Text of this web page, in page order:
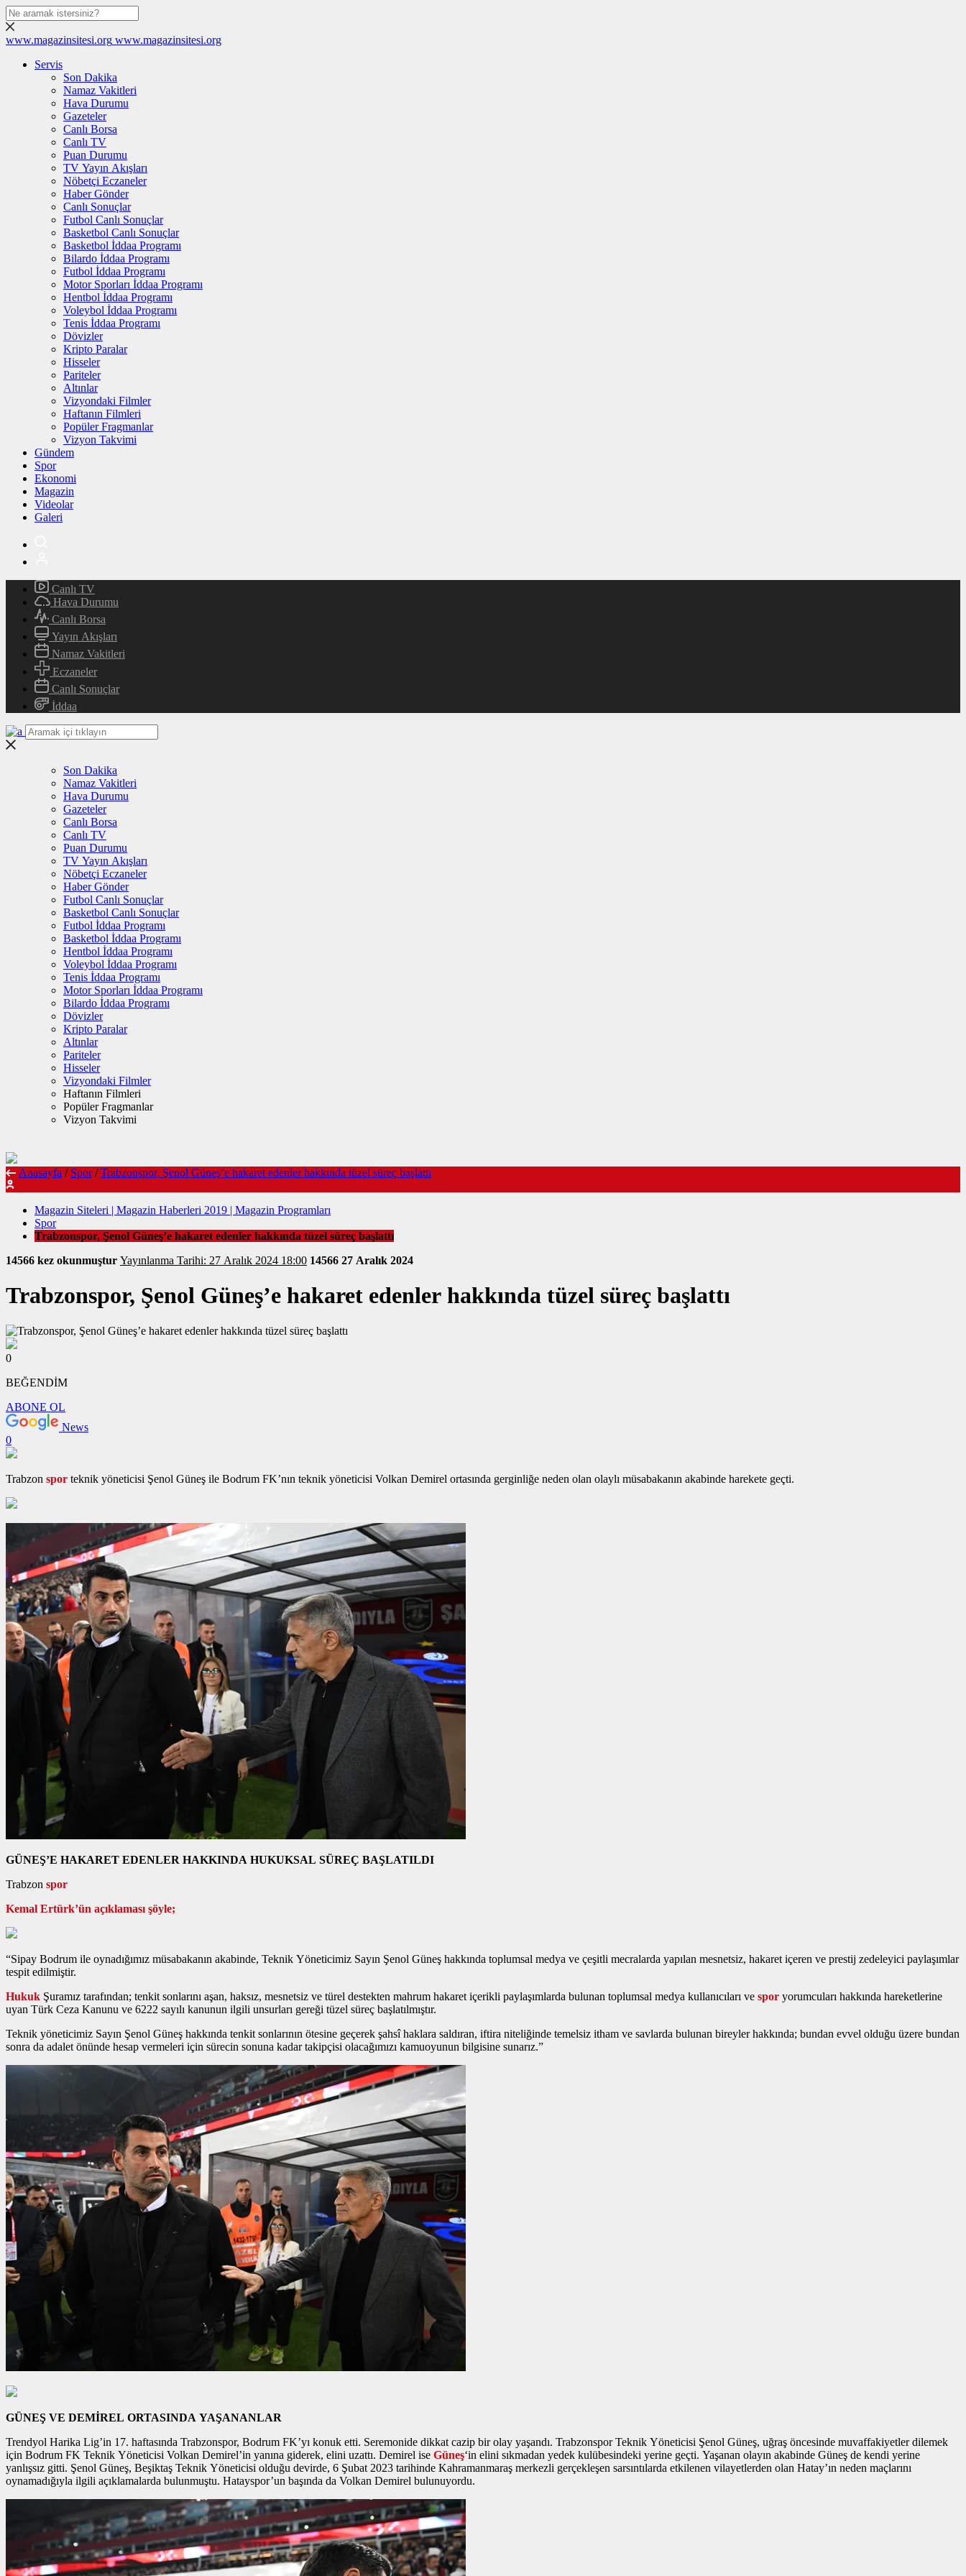
www.magazinsitesi.org www.magazinsitesi.org
Servis
Son Dakika
Namaz Vakitleri
Hava Durumu
Gazeteler
Canlı Borsa
Canlı TV
Puan Durumu
TV Yayın Akışları
Nöbetçi Eczaneler
Haber Gönder
Canlı Sonuçlar
Futbol Canlı Sonuçlar
Basketbol Canlı Sonuçlar
Basketbol İddaa Programı
Bilardo İddaa Programı
Futbol İddaa Programı
Motor Sporları İddaa Programı
Hentbol İddaa Programı
Voleybol İddaa Programı
Tenis İddaa Programı
Dövizler
Kripto Paralar
Hisseler
Pariteler
Altınlar
Vizyondaki Filmler
Haftanın Filmleri
Popüler Fragmanlar
Vizyon Takvimi
Gündem
Spor
Ekonomi
Magazin
Videolar
Galeri
Canlı TV
Hava Durumu
Canlı Borsa
Yayın Akışları
Namaz Vakitleri
Eczaneler
Canlı Sonuçlar
İddaa
Son Dakika
Namaz Vakitleri
Hava Durumu
Gazeteler
Canlı Borsa
Canlı TV
Puan Durumu
TV Yayın Akışları
Nöbetçi Eczaneler
Haber Gönder
Futbol Canlı Sonuçlar
Basketbol Canlı Sonuçlar
Futbol İddaa Programı
Basketbol İddaa Programı
Hentbol İddaa Programı
Voleybol İddaa Programı
Tenis İddaa Programı
Motor Sporları İddaa Programı
Bilardo İddaa Programı
Dövizler
Kripto Paralar
Altınlar
Pariteler
Hisseler
Vizyondaki Filmler
Haftanın Filmleri
Popüler Fragmanlar
Vizyon Takvimi
Anasayfa / Spor / Trabzonspor, Şenol Güneş’e hakaret edenler hakkında tüzel süreç başlattı
Magazin Siteleri | Magazin Haberleri 2019 | Magazin Programları
Spor
Trabzonspor, Şenol Güneş’e hakaret edenler hakkında tüzel süreç başlattı
14566 kez okunmuştur
Yayınlanma Tarihi: 27 Aralık 2024 18:00 14566 27 Aralık 2024
Trabzonspor, Şenol Güneş’e hakaret edenler hakkında tüzel süreç başlattı
0
BEĞENDİM
ABONE OL
News
0
Trabzon spor teknik yöneticisi Şenol Güneş ile Bodrum FK’nın teknik yöneticisi Volkan Demirel ortasında gerginliğe neden olan olaylı müsabakanın akabinde harekete geçti.
GÜNEŞ’E HAKARET EDENLER HAKKINDA HUKUKSAL SÜREÇ BAŞLATILDI
Trabzon spor
Kemal Ertürk’ün açıklaması şöyle;
“Sipay Bodrum ile oynadığımız müsabakanın akabinde, Teknik Yöneticimiz Sayın Şenol Güneş hakkında toplumsal medya ve çeşitli mecralarda yapılan mesnetsiz, hakaret içeren ve prestij zedeleyici paylaşımlar
tespit edilmiştir.
Hukuk Şuramız tarafından; tenkit sonlarını aşan, haksız, mesnetsiz ve türel destekten mahrum hakaret içerikli paylaşımlarda bulunan toplumsal medya kullanıcıları ve spor yorumcuları hakkında hareketlerine
uyan Türk Ceza Kanunu ve 6222 sayılı kanunun ilgili unsurları gereği tüzel süreç başlatılmıştır.
Teknik yöneticimiz Sayın Şenol Güneş hakkında tenkit sonlarının ötesine geçerek şahsî haklara saldıran, iftira niteliğinde temelsiz itham ve savlarda bulunan bireyler hakkında; bundan evvel olduğu üzere bundan
sonra da adalet önünde hesap vermeleri için sürecin sonuna kadar takipçisi olacağımızı kamuoyunun bilgisine sunarız.”
GÜNEŞ VE DEMİREL ORTASINDA YAŞANANLAR
Trendyol Harika Lig’in 17. haftasında Trabzonspor, Bodrum FK’yı konuk etti. Seremonide dikkat cazip bir olay yaşandı. Trabzonspor Teknik Yöneticisi Şenol Güneş, uğraş öncesinde muvaffakiyetler dilemek
için Bodrum FK Teknik Yöneticisi Volkan Demirel’in yanına giderek, elini uzattı. Demirel ise Güneş‘in elini sıkmadan yedek kulübesindeki yerine geçti. Yaşanan olayın akabinde Güneş de kendi yerine
yanlışsız gitti. Şenol Güneş, Beşiktaş Teknik Yöneticisi olduğu devirde, 6 Şubat 2023 tarihinde Kahramanmaraş merkezli gerçekleşen sarsıntılarda etkilenen vilayetlerden olan Hatay’ın neden maçlarını
oynamadığıyla ilgili açıklamalarda bulunmuştu. Hatayspor’un başında da Volkan Demirel bulunuyordu.